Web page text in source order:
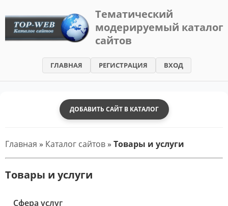
TOP-
WEB
-
Каталог
Тематический
модерируемый каталог
сайтов
ГЛАВНАЯ РЕГИСТРАЦИЯ ВХОД
ДОБАВИТЬ САЙТ В КАТАЛОГ
Главная » Каталог сайтов» Товары и услуги
Товары и услуги
Cфера услуг